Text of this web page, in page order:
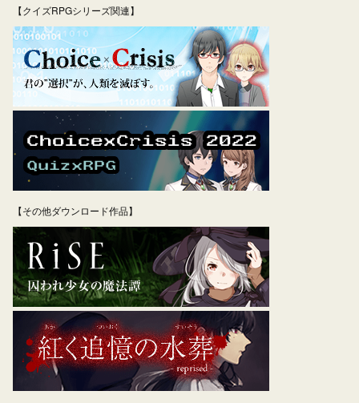
【クイズRPGシリーズ関連】
【その他ダウンロード作品】